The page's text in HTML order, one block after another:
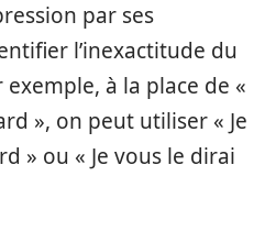
par ses
l’inexactitude du
à la place de «
», on peut utiliser « Je
» ou « Je vous le dirai